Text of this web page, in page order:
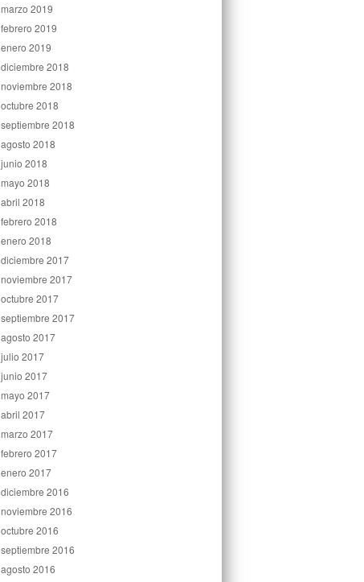
marzo 2019
febrero 2019
enero 2019
diciembre 2018
noviembre 2018
octubre 2018
septiembre 2018
agosto 2018
junio 2018
mayo 2018
abril 2018
febrero 2018
enero 2018
diciembre 2017
noviembre 2017
octubre 2017
septiembre 2017
agosto 2017
julio 2017
junio 2017
mayo 2017
abril 2017
marzo 2017
febrero 2017
enero 2017
diciembre 2016
noviembre 2016
octubre 2016
septiembre 2016
agosto 2016